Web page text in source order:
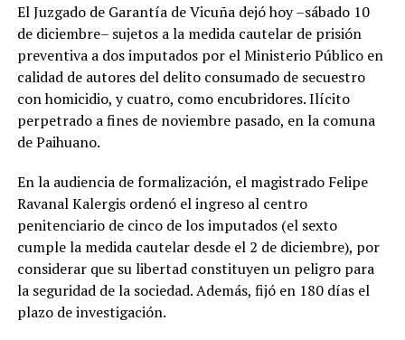
El Juzgado de Garantía de Vicuña dejó hoy –sábado 10
de diciembre– sujetos a la medida cautelar de prisión
preventiva a dos imputados por el Ministerio Público en
calidad de autores del delito consumado de secuestro
con homicidio, y cuatro, como encubridores. Ilícito
perpetrado a fines de noviembre pasado, en la comuna
de Paihuano.
En la audiencia de formalización, el magistrado Felipe
Ravanal Kalergis ordenó el ingreso al centro
penitenciario de cinco de los imputados (el sexto
cumple la medida cautelar desde el 2 de diciembre), por
considerar que su libertad constituyen un peligro para
la seguridad de la sociedad. Además, fijó en 180 días el
plazo de investigación.